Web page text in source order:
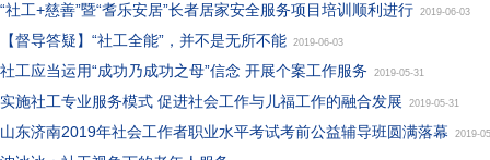
“社工+慈善”暨“耆乐安居”长者居家安全服务项目培训顺利进行 2019-06-03
【督导答疑】“社工全能”，并不是无所不能 2019-06-03
社工应当运用“成功乃成功之母”信念 开展个案工作服务 2019-05-31
实施社工专业服务模式 促进社会工作与儿福工作的融合发展 2019-05-31
山东济南2019年社会工作者职业水平考试考前公益辅导班圆满落幕 2019-